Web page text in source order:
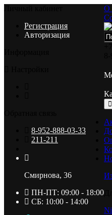
Регистрация
Авторизация
8-952-888-03-33
211-211
Смирнова, 36
ПН-ПТ: 09:00 - 18:00
СБ: 10:00 - 14:00
О